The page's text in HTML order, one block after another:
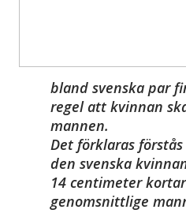
bland svenska par
regel att kvinnan
mannen.
Det förklaras
den svenska
14 centimeter
genomsnittlige